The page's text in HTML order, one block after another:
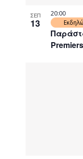
ΣΕΠ
13
20:00